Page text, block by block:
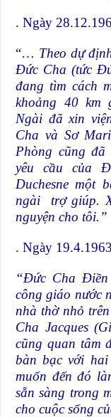
. Ngày
“… Theo dự
Đức Cha (tức
đang tìm cách
khoảng 40 km
Ngài đã xin
Cha và Sơ
Phòng cũng đã
yêu cầu của
Duchesne một
ngài trợ giúp.
nguyện cho tôi.”
. Ngày 19.4.1963
“Đức Cha
công giáo nước
nhà thờ nhỏ
Cha Jacques
cũng quan tâm
bàn bạc với
muốn đến đó
sẵn sàng trong
cho cuộc sống